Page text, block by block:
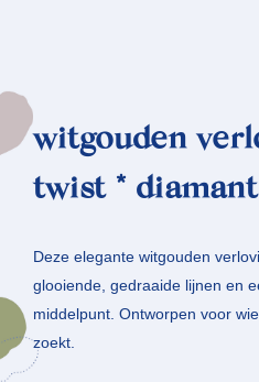
witgouden
twist * diamant
Deze elegante witgouden
glooiende, gedraaide lijnen en
middelpunt. Ontworpen voor
zoekt.